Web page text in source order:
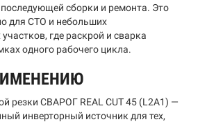
сборки и ремонта. Это
для СТО и небольших
где раскрой и сварка
одного рабочего цикла.
резки СВАРОГ REAL CUT 45 (L2А1) —
инверторный источник для тех,